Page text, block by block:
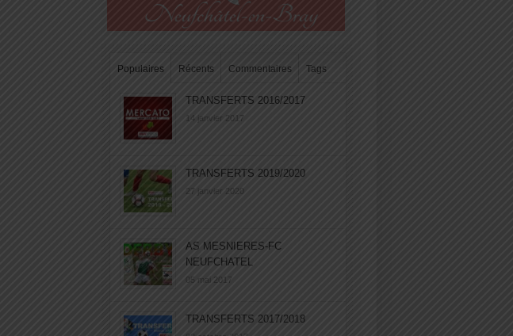
Populaires Récents Commentaires Tags
TRANSFERTS 2016/2017
14 janvier 2017
TRANSFERTS 2019/2020
27 janvier 2020
AS MESNIERES-FC
NEUFCHATEL
05 mai 2017
TRANSFERTS 2017/2018